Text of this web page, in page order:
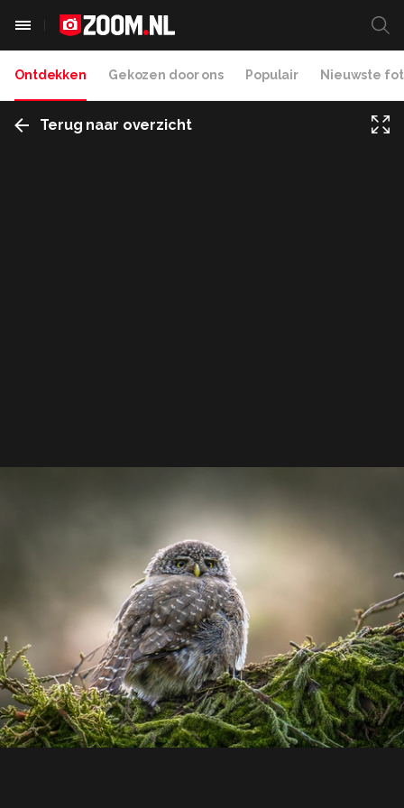
Ontdekken Gekozen door ons Populair Nieuwste
Terug naar overzicht